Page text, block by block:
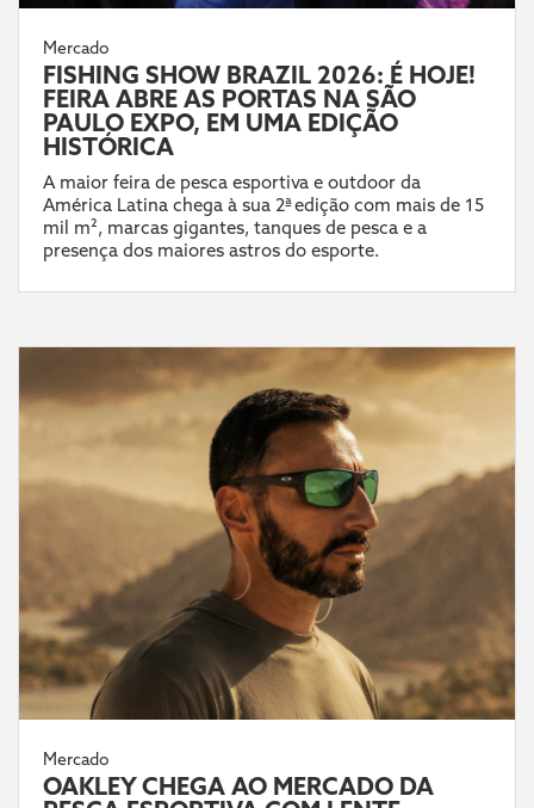
Mercado
FISHING SHOW BRAZIL 2026: É HOJE!
FEIRA ABRE AS PORTAS NA SÃO
PAULO EXPO, EM UMA EDIÇÃO
HISTÓRICA
A maior feira de pesca esportiva e outdoor da
América Latina chega à sua 2ª edição com mais de 15
mil m², marcas gigantes, tanques de pesca e a
presença dos maiores astros do esporte.
Mercado
OAKLEY CHEGA AO MERCADO DA